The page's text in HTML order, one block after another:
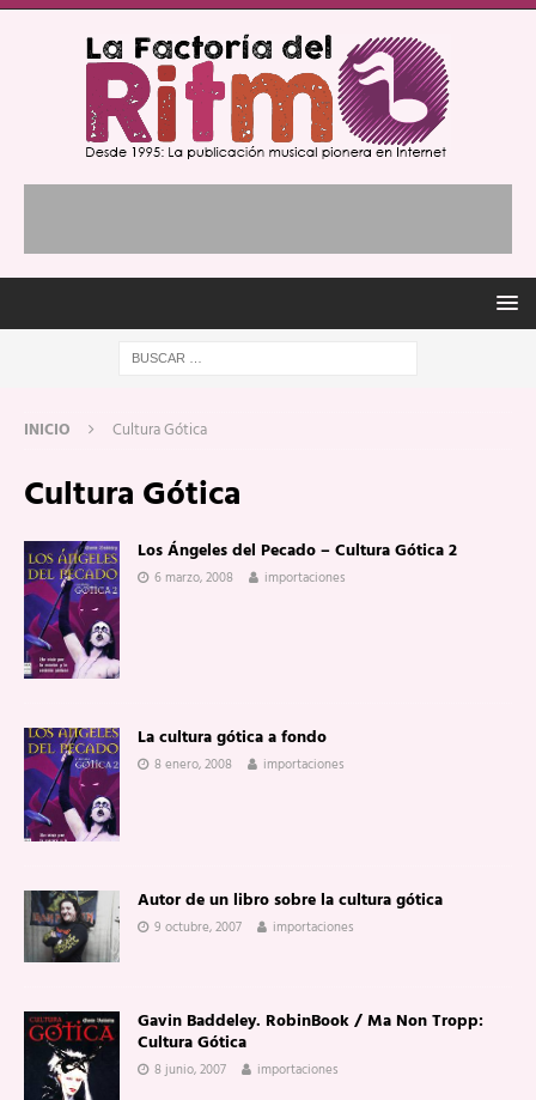
INICIO Cultura Gótica
Cultura Gótica
Los Ángeles del Pecado – Cultura Gótica 2
6 marzo, 2008 importaciones
La cultura gótica a fondo
8 enero, 2008 importaciones
Autor de un libro sobre la cultura gótica
9 octubre, 2007 importaciones
Gavin Baddeley. RobinBook / Ma Non Tropp:
Cultura Gótica
8 junio, 2007 importaciones